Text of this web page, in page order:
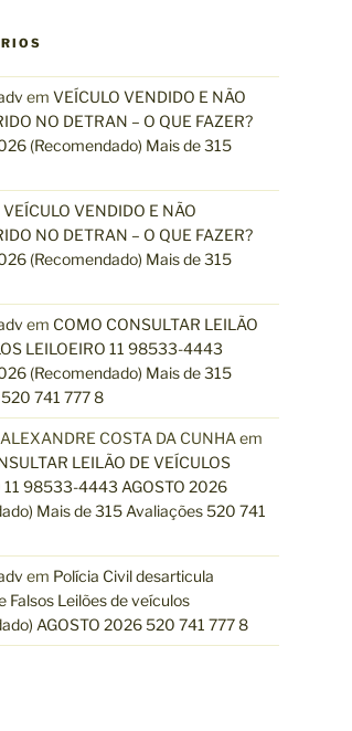
em VEÍCULO VENDIDO E NÃO
NO DETRAN – O QUE FAZER?
(Recomendado) Mais de 315
VEÍCULO VENDIDO E NÃO
NO DETRAN – O QUE FAZER?
(Recomendado) Mais de 315
em COMO CONSULTAR LEILÃO
LEILOEIRO 11 98533-4443
(Recomendado) Mais de 315
741 777 8
COSTA DA CUNHA em
LEILÃO DE VEÍCULOS
11 98533-4443 AGOSTO 2026
Mais de 315 Avaliações 520 741
em Polícia Civil desarticula
Falsos Leilões de veículos
AGOSTO 2026 520 741 777 8